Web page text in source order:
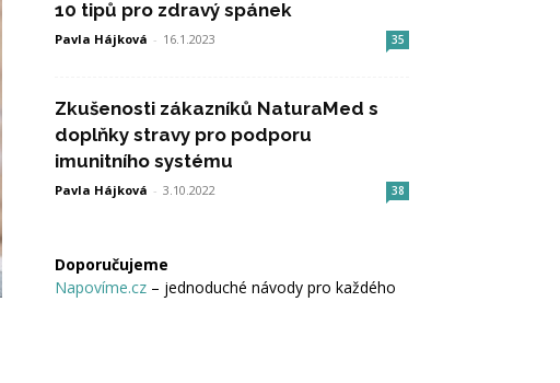
10 tipů pro zdravý spánek
Pavla Hájková - 16.1.2023 35
Zkušenosti zákazníků NaturaMed s
doplňky stravy pro podporu
imunitního systému
Pavla Hájková - 3.10.2022 38
Doporučujeme
Napovíme.cz – jednoduché návody pro každého